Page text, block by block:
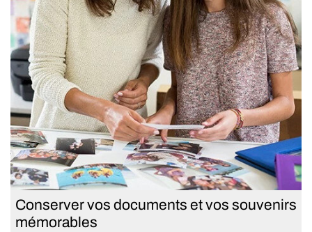
Conserver vos documents et vos souvenirs
mémorables